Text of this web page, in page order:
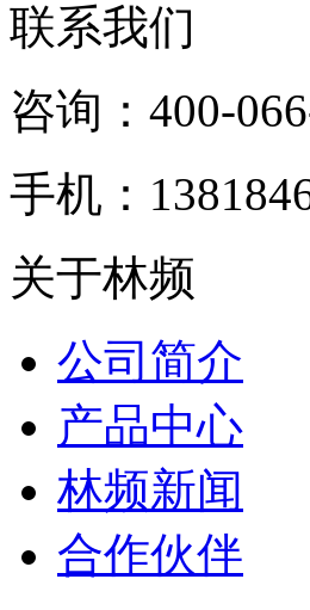
联系我们
咨询：400-
手机：
关于林频
公司简介
产品中心
林频新闻
合作伙伴